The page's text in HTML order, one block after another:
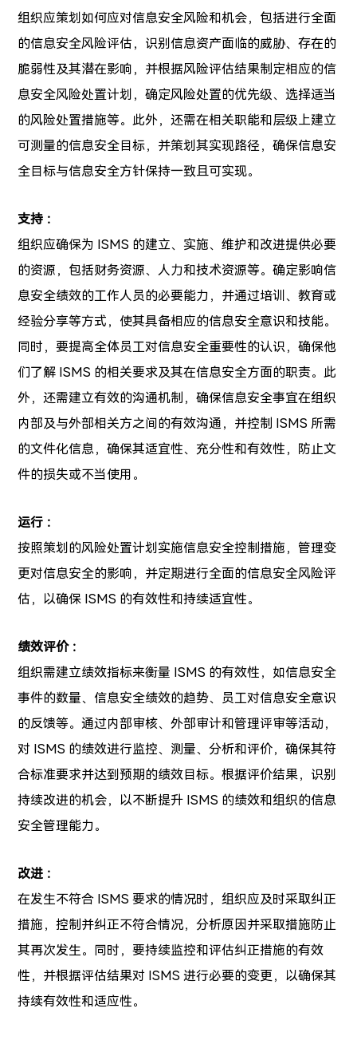
组织应策划如何应对信息安全风险和机会，包括进行全面
的信息安全风险评估，识别信息资产面临的威胁、存在的
脆弱性及其潜在影响，并根据风险评估结果制定相应的信
息安全风险处置计划，确定风险处置的优先级、选择适当
的风险处置措施等。此外，还需在相关职能和层级上建立
可测量的信息安全目标，并策划其实现路径，确保信息安
全目标与信息安全方针保持一致且可实现。
支持 ：
组织应确保为 ISMS 的建立、实施、维护和改进提供必要
的资源，包括财务资源、人力和技术资源等。确定影响信
息安全绩效的工作人员的必要能力，并通过培训、教育或
经验分享等方式，使其具备相应的信息安全意识和技能。
同时，要提高全体员工对信息安全重要性的认识，确保他
们了解 ISMS 的相关要求及其在信息安全方面的职责。此
外，还需建立有效的沟通机制，确保信息安全事宜在组织
内部及与外部相关方之间的有效沟通，并控制 ISMS 所需
的文件化信息，确保其适宜性、充分性和有效性，防止文
件的损失或不当使用。
运行 ：
按照策划的风险处置计划实施信息安全控制措施，管理变
更对信息安全的影响，并定期进行全面的信息安全风险评
估，以确保 ISMS 的有效性和持续适宜性。
绩效评价 ：
组织需建立绩效指标来衡量 ISMS 的有效性，如信息安全
事件的数量、信息安全绩效的趋势、员工对信息安全意识
的反馈等。通过内部审核、外部审计和管理评审等活动，
对 ISMS 的绩效进行监控、测量、分析和评价，确保其符
合标准要求并达到预期的绩效目标。根据评价结果，识别
持续改进的机会，以不断提升 ISMS 的绩效和组织的信息
安全管理能力。
改进 ：
在发生不符合 ISMS 要求的情况时，组织应及时采取纠正
措施，控制并纠正不符合情况，分析原因并采取措施防止
其再次发生。同时，要持续监控和评估纠正措施的有效
性，并根据评估结果对 ISMS 进行必要的变更，以确保其
持续有效性和适应性。